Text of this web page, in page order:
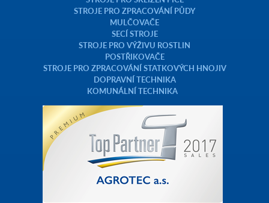
STROJE PRO ZPRACOVÁNÍ PŮDY
MULČOVAČE
SECÍ STROJE
STROJE PRO VÝŽIVU ROSTLIN
POSTŘIKOVAČE
STROJE PRO ZPRACOVÁNÍ STATKOVÝCH HNOJIV
DOPRAVNÍ TECHNIKA
KOMUNÁLNÍ TECHNIKA